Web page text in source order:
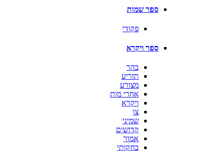
ספר שמות
פקודי
ספר ויקרא
בהר
תזריע
מצורע
אחרי מות
ויקרא
צו
שמיני
קדושים
אמור
בחקותי